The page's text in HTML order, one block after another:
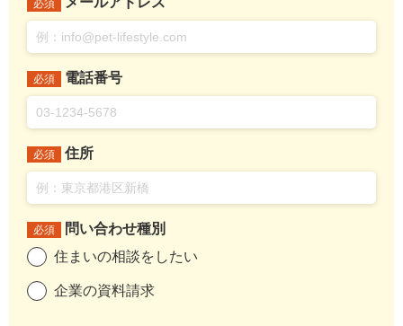
必須
必須 電話番号
必須 住所
必須
問い合わせ種別
住まいの相談をしたい
企業の資料請求